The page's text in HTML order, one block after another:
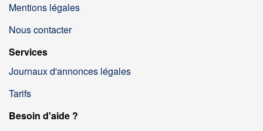
Mentions légales
Nous contacter
Services
Journaux d'annonces légales
Tarifs
Besoin d'aide ?